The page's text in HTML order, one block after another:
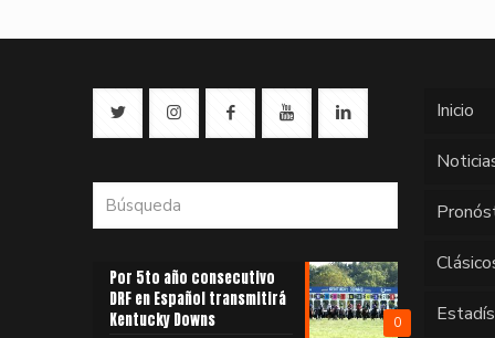
0
Por 5to año consecutivo
DRF en Español transmitirá
Kentucky Downs
Inicio